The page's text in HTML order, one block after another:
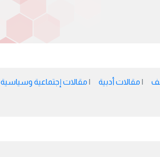
مقالات أدبية مقالات إجتماعية وسياسية